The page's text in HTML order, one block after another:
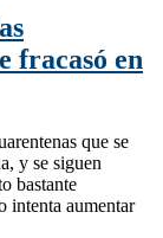
fracasó en
que se
y se siguen
bastante
intenta aumentar